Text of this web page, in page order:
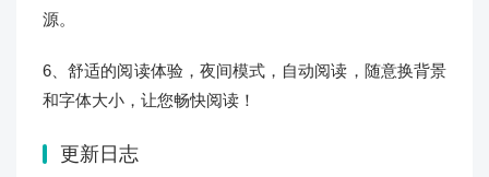
源。
6、舒适的阅读体验，夜间模式，自动阅读，随意换背景
和字体大小，让您畅快阅读！
更新日志